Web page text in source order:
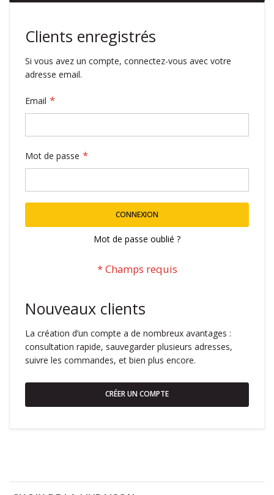
Clients enregistrés
Si vous avez un compte, connectez-vous avec votre
adresse email.
Email
Mot de passe
CONNEXION
Mot de passe oublié ?
Nouveaux clients
La création d’un compte a de nombreux avantages :
consultation rapide, sauvegarder plusieurs adresses,
suivre les commandes, et bien plus encore.
CRÉER UN COMPTE